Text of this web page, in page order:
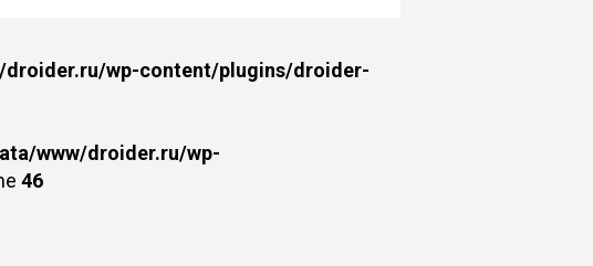
wp-content/plugins/droider-
www/droider.ru/wp-
46